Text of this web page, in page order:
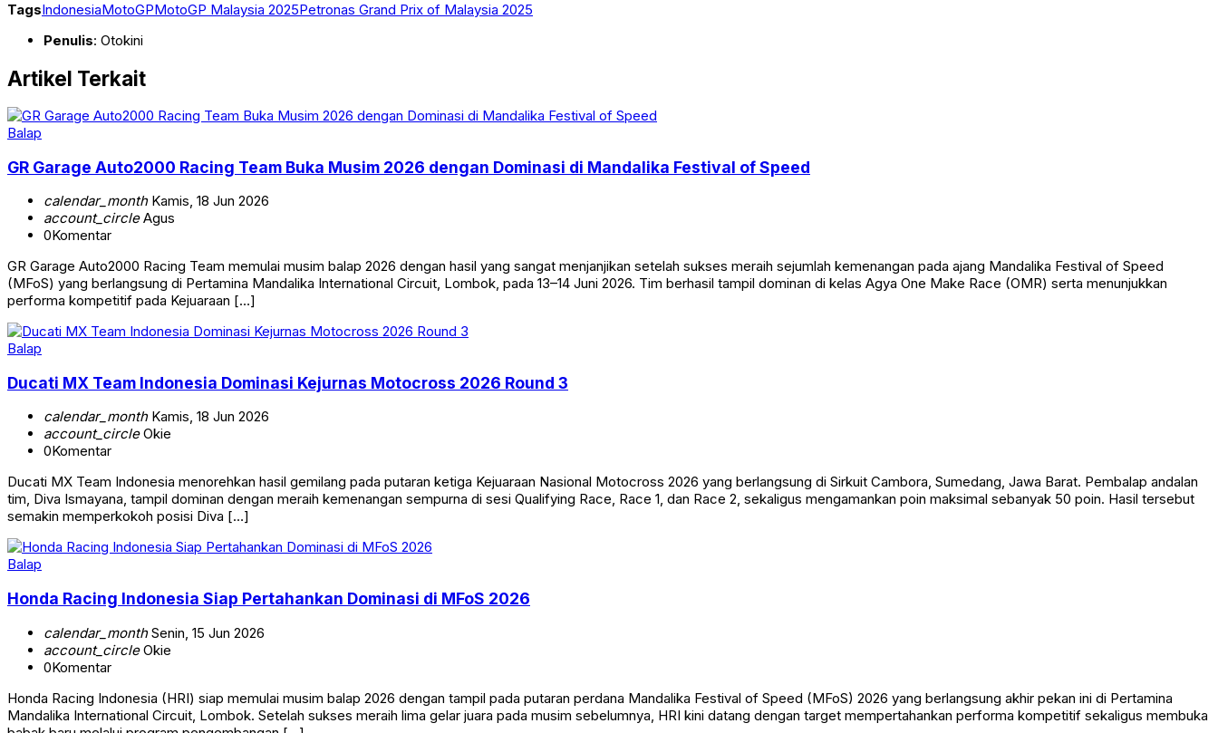
TagsIndonesiaMotoGPMotoGP Malaysia 2025Petronas Grand Prix of Malaysia 2025
Penulis: Otokini
Artikel Terkait
Balap
GR Garage Auto2000 Racing Team Buka Musim 2026 dengan Dominasi di Mandalika Festival of Speed
calendar_monthKamis, 18 Jun 2026
account_circleAgus
0Komentar
GR Garage Auto2000 Racing Team memulai musim balap 2026 dengan hasil yang sangat menjanjikan setelah sukses meraih sejumlah kemenangan pada ajang Mandalika Festival of Speed
(MFoS) yang berlangsung di Pertamina Mandalika International Circuit, Lombok, pada 13–14 Juni 2026. Tim berhasil tampil dominan di kelas Agya One Make Race (OMR) serta menunjukkan
performa kompetitif pada Kejuaraan […]
Balap
Ducati MX Team Indonesia Dominasi Kejurnas Motocross 2026 Round 3
calendar_monthKamis, 18 Jun 2026
account_circleOkie
0Komentar
Ducati MX Team Indonesia menorehkan hasil gemilang pada putaran ketiga Kejuaraan Nasional Motocross 2026 yang berlangsung di Sirkuit Cambora, Sumedang, Jawa Barat. Pembalap andalan
tim, Diva Ismayana, tampil dominan dengan meraih kemenangan sempurna di sesi Qualifying Race, Race 1, dan Race 2, sekaligus mengamankan poin maksimal sebanyak 50 poin. Hasil tersebut
semakin memperkokoh posisi Diva […]
Balap
Honda Racing Indonesia Siap Pertahankan Dominasi di MFoS 2026
calendar_monthSenin, 15 Jun 2026
account_circleOkie
0Komentar
Honda Racing Indonesia (HRI) siap memulai musim balap 2026 dengan tampil pada putaran perdana Mandalika Festival of Speed (MFoS) 2026 yang berlangsung akhir pekan ini di Pertamina
Mandalika International Circuit, Lombok. Setelah sukses meraih lima gelar juara pada musim sebelumnya, HRI kini datang dengan target mempertahankan performa kompetitif sekaligus membuka